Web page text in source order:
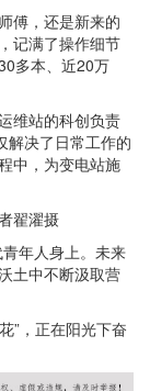
傅，还是新来的
记满了操作细节
多本、近20万
维站的科创负责
解决了日常工作的
中，为变电站施
翟濯摄
年人身上。未来
土中不断汲取营
”，正在阳光下奋